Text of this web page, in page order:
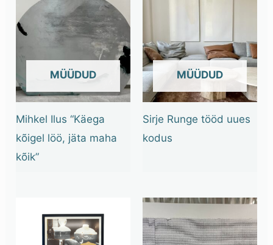
OUT OF STOCK
Mihkel Ilus “Käega
kõigel löö, jäta maha
kõik”
OUT OF STOCK
Sirje Runge tööd uues
kodus